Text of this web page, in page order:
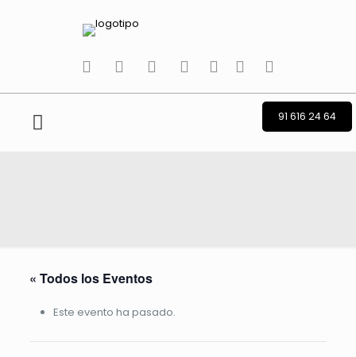
tiktokfacebook
instagram
TwitterYoutube
Telegramwhatsapp
91 616 24 64
« Todos los Eventos
Este evento ha pasado.